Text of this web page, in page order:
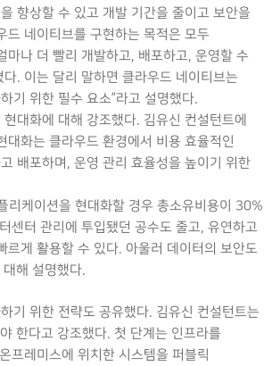
향상할 수 있고 개발 기간을 줄이고 보안을
드 네이티브를 구현하는 목적은 모두
마나 더 빨리 개발하고, 배포하고, 운영할 수
. 이는 달리 말하면 클라우드 네이티브는
기 위한 필수 요소”라고 설명했다.
대화에 대해 강조했다. 김유신 컨설턴트에
대화는 클라우드 환경에서 비용 효율적인
배포하며, 운영 관리 효율성을 높이기 위한
리케이션을 현대화할 경우 총소유비용이 30%
센터 관리에 투입됐던 공수도 줄고, 유연하고
르게 활용할 수 있다. 아울러 데이터의 보안도
해 설명했다.
기 위한 전략도 공유했다. 김유신 컨설턴트는
한다고 강조했다. 첫 단계는 인프라를
프레미스에 위치한 시스템을 퍼블릭